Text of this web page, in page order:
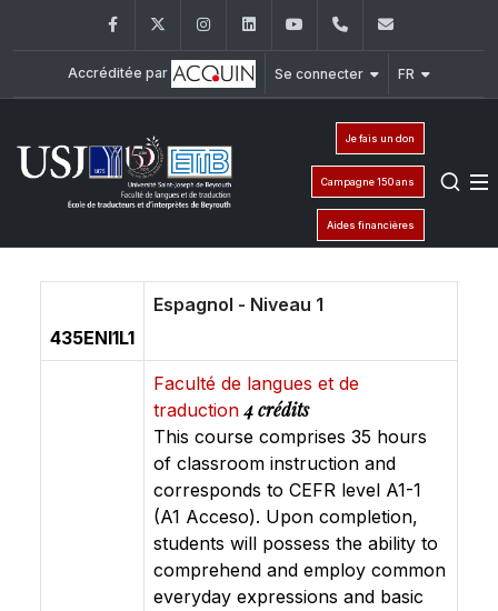
FacebookTwitter InstagramLinkedInYouTube+961 (1) 421 000
Accréditée par Se connecter FR
Je fais un don
Campagne 150 ans
Aides financières
435ENI1L1
Espagnol - Niveau 1
Faculté de langues et de
traduction4 crédits
This course comprises 35 hours
of classroom instruction and
corresponds to CEFR level A1-1
(A1 Acceso). Upon completion,
students will possess the ability to
comprehend and employ common
everyday expressions and basic